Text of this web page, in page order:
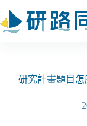
至
研究計畫題目怎